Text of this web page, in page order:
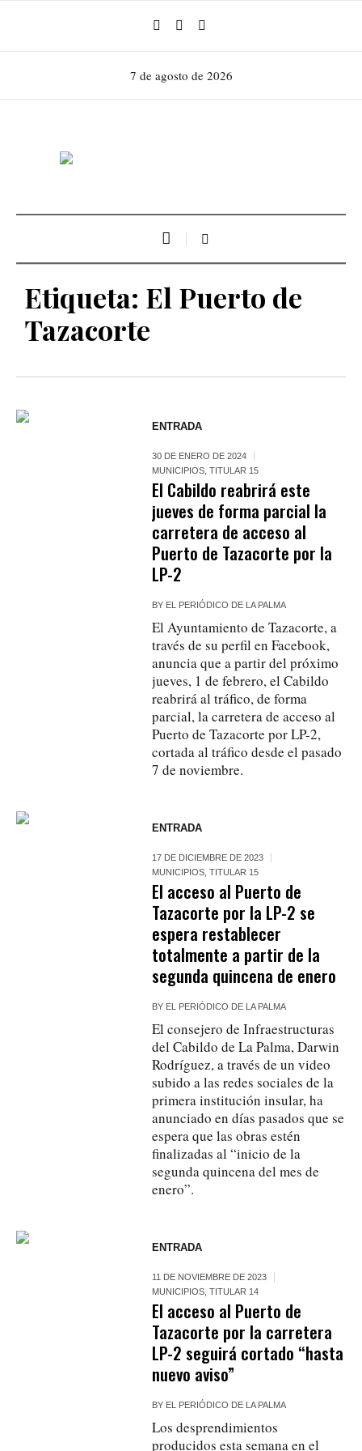
7 de agosto de 2026
Etiqueta: El Puerto de
Tazacorte
ENTRADA
30 DE ENERO DE 2024
MUNICIPIOS ,TITULAR 15
El Cabildo reabrirá este
jueves de forma parcial la
carretera de acceso al
Puerto de Tazacorte por la
LP-2
BY EL PERIÓDICO DE LA PALMA
El Ayuntamiento de Tazacorte, a
través de su perfil en Facebook,
anuncia que a partir del próximo
jueves, 1 de febrero, el Cabildo
reabrirá al tráfico, de forma
parcial, la carretera de acceso al
Puerto de Tazacorte por LP-2,
cortada al tráfico desde el pasado
7 de noviembre.
ENTRADA
17 DE DICIEMBRE DE 2023
MUNICIPIOS ,TITULAR 15
El acceso al Puerto de
Tazacorte por la LP-2 se
espera restablecer
totalmente a partir de la
segunda quincena de enero
BY EL PERIÓDICO DE LA PALMA
El consejero de Infraestructuras
del Cabildo de La Palma, Darwin
Rodríguez, a través de un video
subido a las redes sociales de la
primera institución insular, ha
anunciado en días pasados que se
espera que las obras estén
finalizadas al “inicio de la
segunda quincena del mes de
enero”.
ENTRADA
11 DE NOVIEMBRE DE 2023
MUNICIPIOS ,TITULAR 14
El acceso al Puerto de
Tazacorte por la carretera
LP-2 seguirá cortado “hasta
nuevo aviso”
BY EL PERIÓDICO DE LA PALMA
Los desprendimientos
producidos esta semana en el